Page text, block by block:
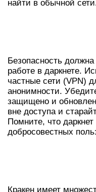
найти в обычной
Безопасность
работе в даркнете.
частные сети (VPN)
анонимности.
защищено и
вне доступа и
Помните, что даркнет
добросовестных
Кракен имеет